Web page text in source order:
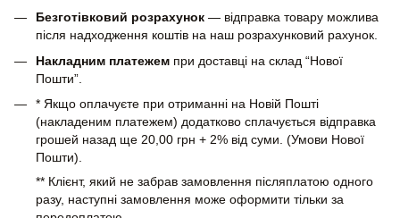
Безготівковий розрахунок — відправка товару можлива
після надходження коштів на наш розрахунковий рахунок.
Накладним платежем при доставці на склад “Нової
Пошти”.
* Якщо оплачуєте при отриманні на Новій Пошті
(накладеним платежем) додатково сплачується відправка
грошей назад ще 20,00 грн + 2% від суми. (Умови Нової
Пошти).
** Клієнт, який не забрав замовлення післяплатою одного
разу, наступні замовлення може оформити тільки за